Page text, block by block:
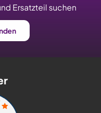
Ersatzteil suchen